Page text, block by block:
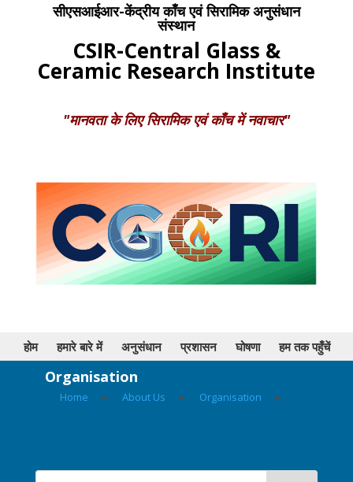
सीएसआईआर-केंद्रीय काँच एवं सिरामिक अनुसंधान
संस्थान
CSIR-Central Glass &
Ceramic Research Institute
"मानवता के लिए सिरामिक एवं काँच में नवाचार"
होम हमारे बारे में अनुसंधान प्रशासन घोषणा हम तक पहुँचें
Organisation
Home ▸ About Us ▸ Organisation ▸